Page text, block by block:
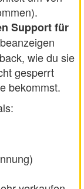
Support für
wie du sie
gesperrt
bekommst.